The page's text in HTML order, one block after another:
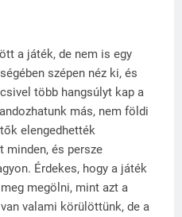
a játék, de nem is egy
szépen néz ki, és
több hangsúlyt kap a
más, nem földi
elengedhették
és persze
Érdekes, hogy a játék
megölni, mint azt a
valami körülöttünk, de a